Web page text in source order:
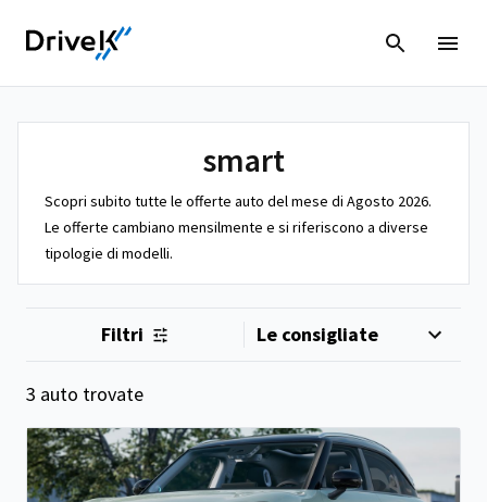
smart
Scopri subito tutte le offerte auto del mese di Agosto 2026.
Le offerte cambiano mensilmente e si riferiscono a diverse
tipologie di modelli.
Filtri
3 auto trovate